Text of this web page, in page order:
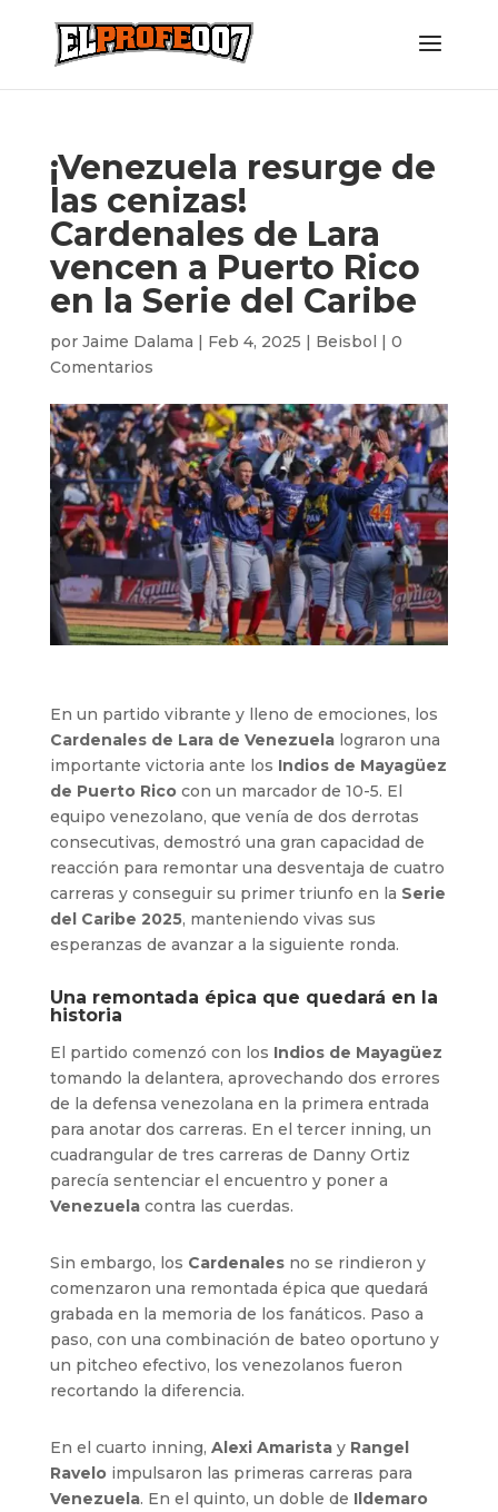
¡Venezuela resurge de
las cenizas!
Cardenales de Lara
vencen a Puerto Rico
en la Serie del Caribe
por Jaime Dalama | Feb 4, 2025 | Beisbol | 0
Comentarios
En un partido vibrante y lleno de emociones, los
Cardenales de Lara de Venezuelalograron una
importante victoria ante los Indios de Mayagüez
de Puerto Ricocon un marcador de 10-5. El
equipo venezolano, que venía de dos derrotas
consecutivas, demostró una gran capacidad de
reacción para remontar una desventaja de cuatro
carreras y conseguir su primer triunfo en la Serie
del Caribe 2025, manteniendo vivas sus
esperanzas de avanzar a la siguiente ronda.
Una remontada épica que quedará en la
historia
El partido comenzó con los Indios de Mayagüez
tomando la delantera, aprovechando dos errores
de la defensa venezolana en la primera entrada
para anotar dos carreras. En el tercer inning, un
cuadrangular de tres carreras de Danny Ortiz
parecía sentenciar el encuentro y poner a
Venezuelacontra las cuerdas.
Sin embargo, los Cardenalesno se rindieron y
comenzaron una remontada épica que quedará
grabada en la memoria de los fanáticos. Paso a
paso, con una combinación de bateo oportuno y
un pitcheo efectivo, los venezolanos fueron
recortando la diferencia.
En el cuarto inning, Alexi Amarista y Rangel
Raveloimpulsaron las primeras carreras para
Venezuela. En el quinto, un doble de Ildemaro